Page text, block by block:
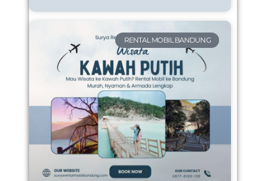
RENTAL MOBIL BANDUNG